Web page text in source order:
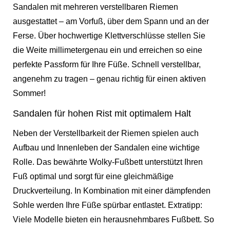
Sandalen mit mehreren verstellbaren Riemen
ausgestattet – am Vorfuß, über dem Spann und an der
Ferse. Über hochwertige Klettverschlüsse stellen Sie
die Weite millimetergenau ein und erreichen so eine
perfekte Passform für Ihre Füße. Schnell verstellbar,
angenehm zu tragen – genau richtig für einen aktiven
Sommer!
Sandalen für hohen Rist mit optimalem Halt
Neben der Verstellbarkeit der Riemen spielen auch
Aufbau und Innenleben der Sandalen eine wichtige
Rolle. Das bewährte Wolky-Fußbett unterstützt Ihren
Fuß optimal und sorgt für eine gleichmäßige
Druckverteilung. In Kombination mit einer dämpfenden
Sohle werden Ihre Füße spürbar entlastet. Extratipp:
Viele Modelle bieten ein herausnehmbares Fußbett. So